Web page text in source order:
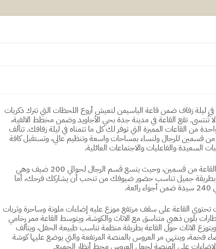
ليلة زفاف ضمن قاعة الياسيمن لتعيش أروع اللحظات التي تترك ذكريات
تُنتسى. تقع القاعة في مدينة جدة بحي الأجاويد وضمن مخطط الالفية،
من القاعات المميزة التي توفر لك كل ما تتمناه في ليلة زفافك. تتألف
من قسمين للرجال ولنساء بمساحات واسعة وتنظيم عالي، وتستقبل كافة
السعيدة والفاعليات والاجتماعات العائلية.
تتألف القاعة من قسمين، وحيث يتسع قسم الرجال لحوالي 200 ضيف وهي
جميل تناسب حضور ضيوفك من تنحب أن يشاركك فرحك، أما
القاعة على سقف مرتفع موزع عليه إضاءات ملونة وساحرة وثريات
بلون ذهبي متناسق مع الاثاث والكوشة، ويتوسط القاعة ممر رخامي
الاثاث حول القاعة بطريقة منظمة تناسب طبيعة الحفل، ويتألف
فخمة، وينتهي مر العروس بالمنصة المرتفعة والتي يوضع عليها كوشة
على المنصة لجعل العروس محط أنظار الجميع.